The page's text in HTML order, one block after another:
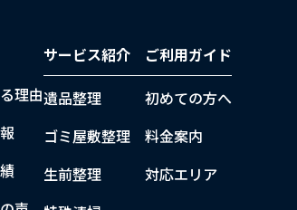
理由
サービス紹介
遺品整理
ゴミ屋敷整理
生前整理
ご利用ガイド
初めての方へ
料金案内
対応エリア